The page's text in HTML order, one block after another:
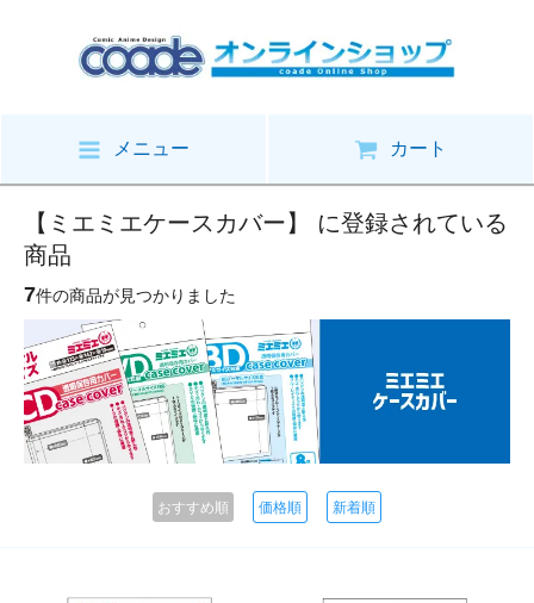
メニュー カート
【ミエミエケースカバー】 に登録されている
商品
7件の商品が見つかりました
おすすめ順 価格順 新着順